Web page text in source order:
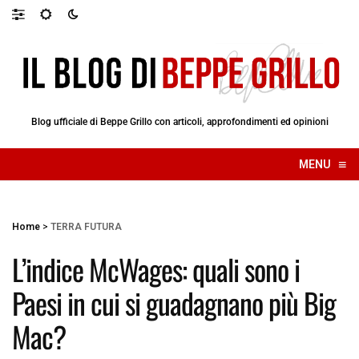
Blog ufficiale di Beppe Grillo con articoli, approfondimenti ed opinioni
MENU ≡
☰
Home > TERRA FUTURA
L’indice McWages: quali sono i
Paesi in cui si guadagnano più Big
Mac?